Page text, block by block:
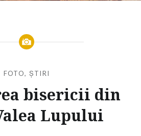
FOTO, ȘTIRI
bisericii din
Lupului